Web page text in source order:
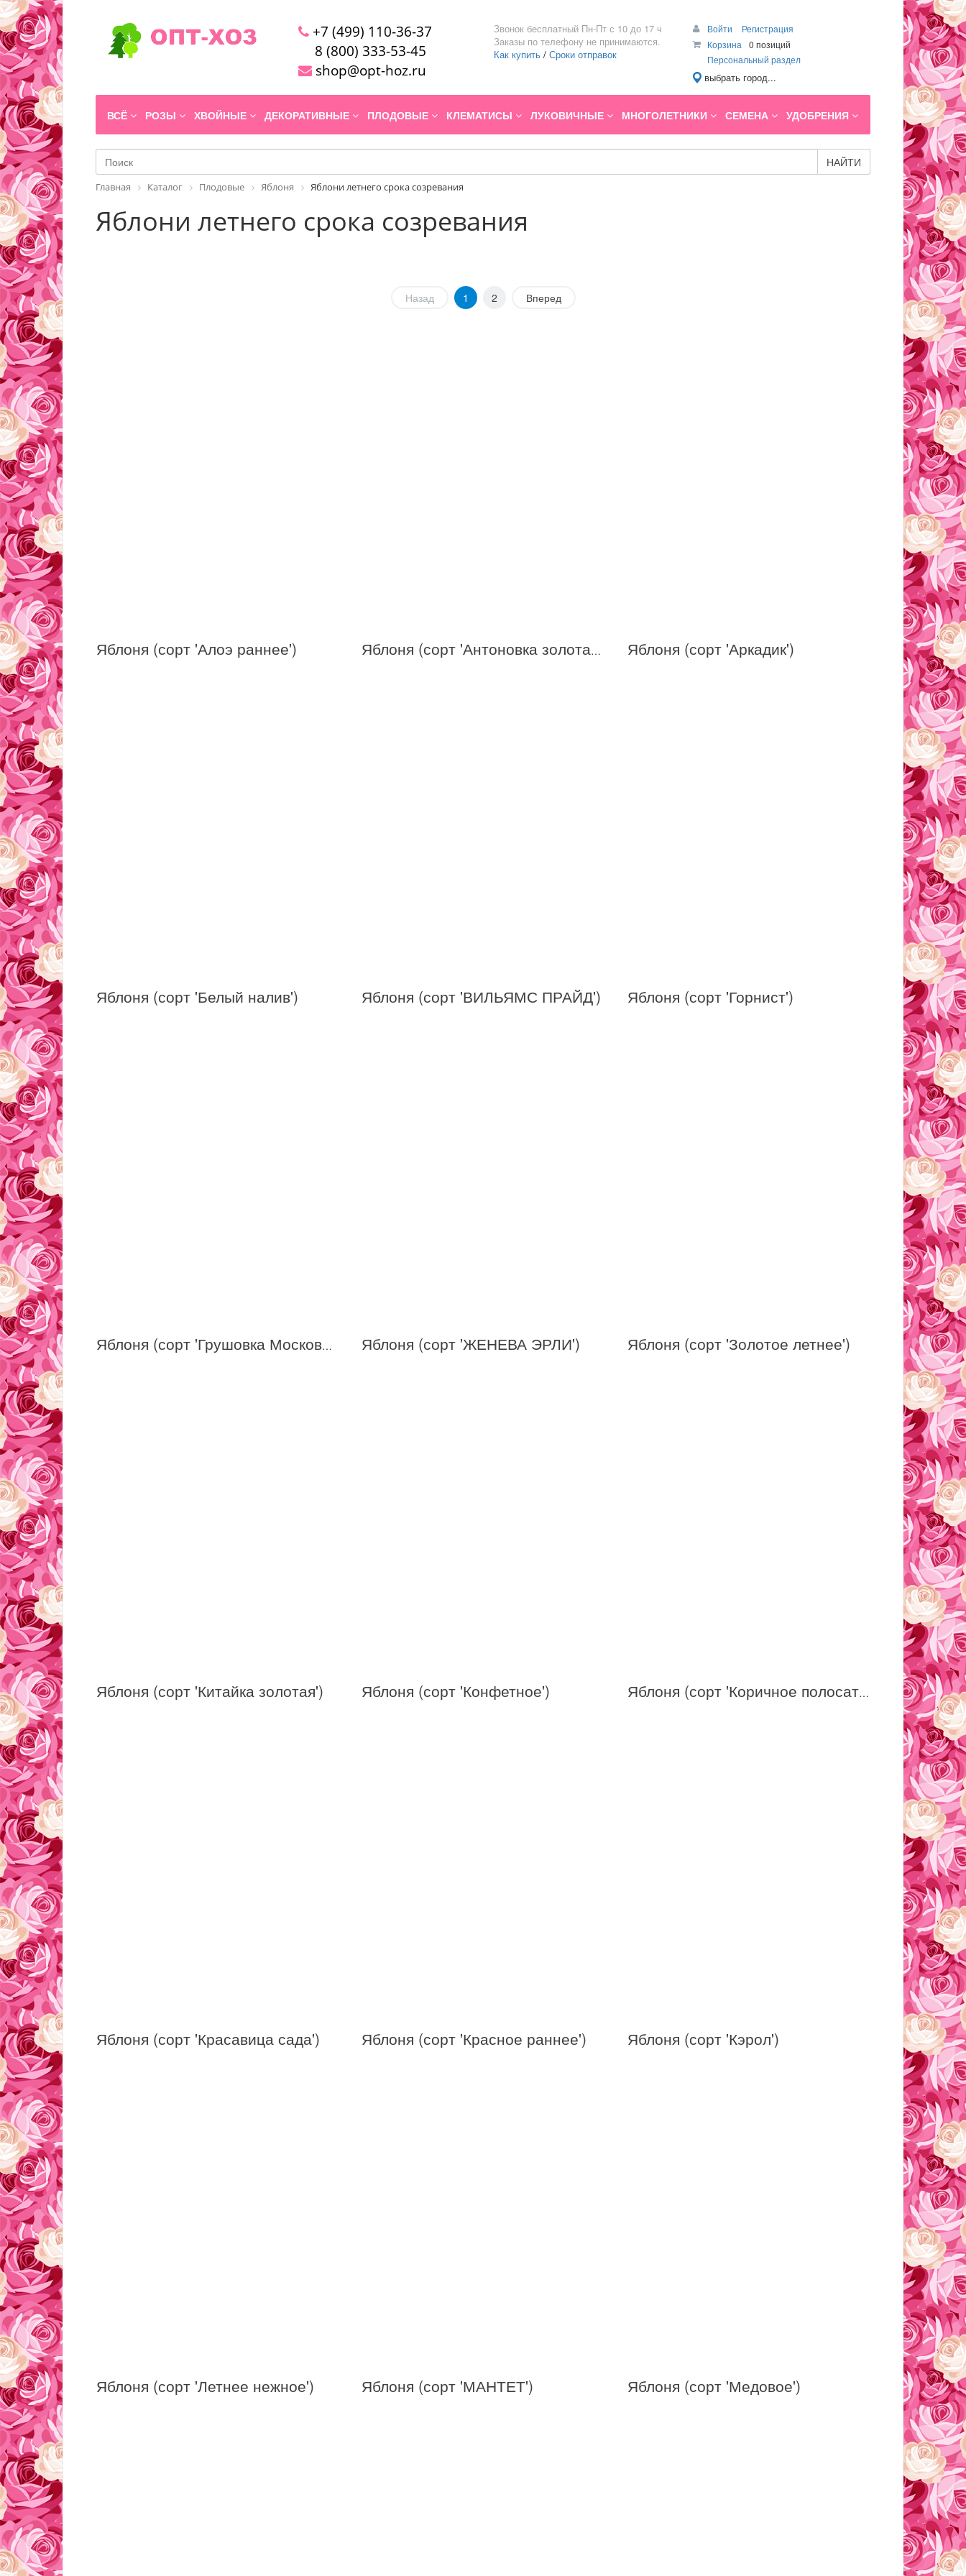
+7 (499) 110-36-37
8 (800) 333-53-45
shop@opt-hoz.ru
Звонок бесплатный Пн-Пт с 10 до 17 ч
Заказы по телефону не принимаются.
Как купить / Сроки отправок
Войти
Регистрация
Корзина
0 позиций
Персональный раздел
выбрать город...
ВСЁ РОЗЫ ХВОЙНЫЕ ДЕКОРАТИВНЫЕ ПЛОДОВЫЕ КЛЕМАТИСЫ ЛУКОВИЧНЫЕ МНОГОЛЕТНИКИ СЕМЕНА УДОБРЕНИЯ
НАЙТИ
Главная Каталог Плодовые Яблоня Яблони летнего срока созревания
Яблони летнего срока созревания
Назад 1 2 Вперед
Яблоня (сорт 'Алоэ раннее') Яблоня (сорт 'Антоновка золотая') Яблоня (сорт 'Аркадик')
Яблоня (сорт 'Белый налив') Яблоня (сорт 'ВИЛЬЯМС ПРАЙД') Яблоня (сорт 'Горнист')
Яблоня (сорт 'Грушовка Московская') Яблоня (сорт 'ЖЕНЕВА ЭРЛИ') Яблоня (сорт 'Золотое летнее')
Яблоня (сорт 'Китайка золотая') Яблоня (сорт 'Конфетное') Яблоня (сорт 'Коричное полосатое')
Яблоня (сорт 'Красавица сада') Яблоня (сорт 'Красное раннее') Яблоня (сорт 'Кэрол')
Яблоня (сорт 'Летнее нежное') Яблоня (сорт 'МАНТЕТ') Яблоня (сорт 'Медовое')